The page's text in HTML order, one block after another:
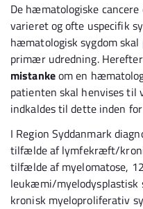
De hæmatologiske
varieret og ofte uspecifik
hæmatologisk sygdom
primær udredning.
mistankeom en
patienten skal henvises til
indkaldes til dette inden
I Region Syddanmark
tilfælde af lymfekræft/
tilfælde af myelomatose,
leukæmi/
kronisk myeloproliferativ